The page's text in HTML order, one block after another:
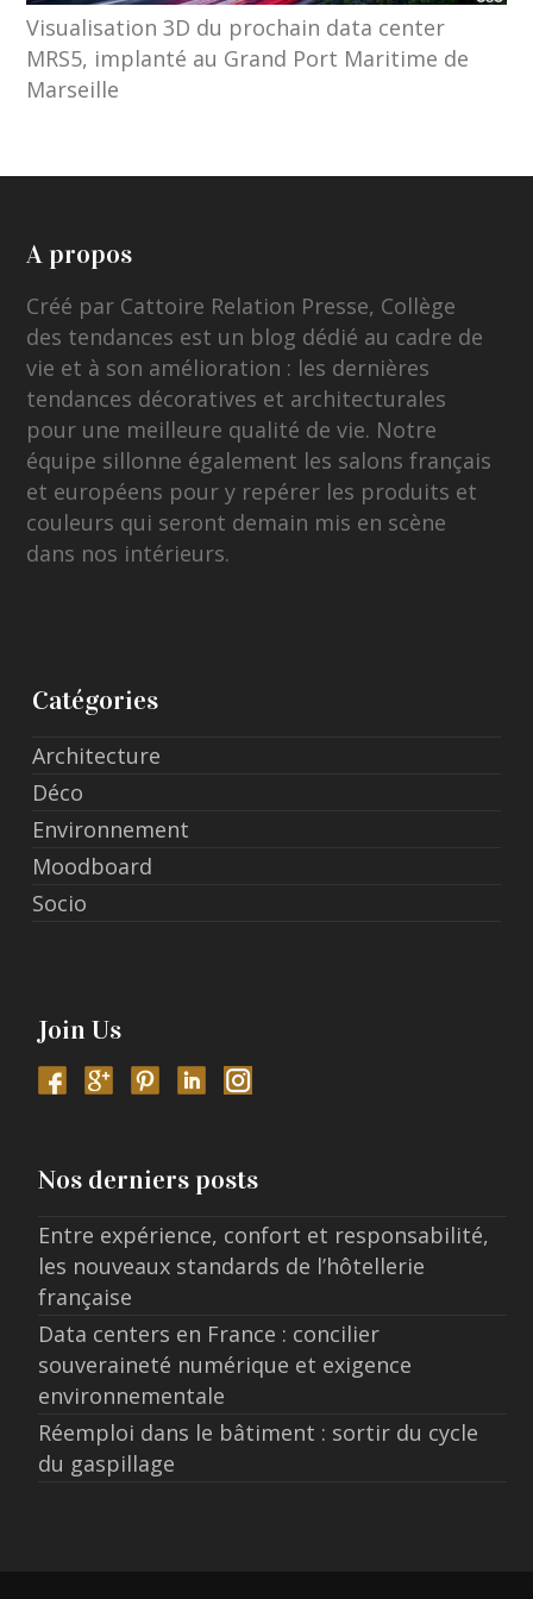
Visualisation 3D du prochain data center
MRS5, implanté au Grand Port Maritime de
Marseille
A propos
Créé par Cattoire Relation Presse, Collège
des tendances est un blog dédié au cadre de
vie et à son amélioration : les dernières
tendances décoratives et architecturales
pour une meilleure qualité de vie. Notre
équipe sillonne également les salons français
et européens pour y repérer les produits et
couleurs qui seront demain mis en scène
dans nos intérieurs.
Catégories
Architecture
Déco
Environnement
Moodboard
Socio
Join Us
Nos derniers posts
Entre expérience, confort et responsabilité,
les nouveaux standards de l’hôtellerie
française
Data centers en France : concilier
souveraineté numérique et exigence
environnementale
Réemploi dans le bâtiment : sortir du cycle
du gaspillage